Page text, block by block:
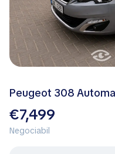
Peugeot 308
€7,499
Negociabil